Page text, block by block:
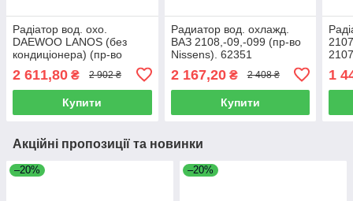
Радіатор вод. охо.
DAEWOO LANOS (без
кондиціонера) (пр-во
2 611,80 ₴ 2 902 ₴
Купити
Радиатор вод. охлажд.
ВАЗ 2108,-09,-099 (пр-во
Nissens). 62351
2 167,20₴ 2 408 ₴
Купити
1
Акційні пропозиції та новинки
–20% –20%